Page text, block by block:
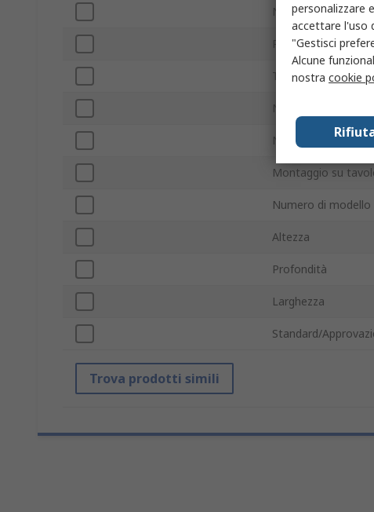
Numero di porte
PoE Power Over
Tipo di switch
Numero porte SFP
Numero porte RJ-
Montaggio su
Numero di modello
Altezza
Profondità
Larghezza
Standard/
Trova prodotti simili
personalizzare
accettare l'uso
"Gestisci
Alcune
nostra cookie